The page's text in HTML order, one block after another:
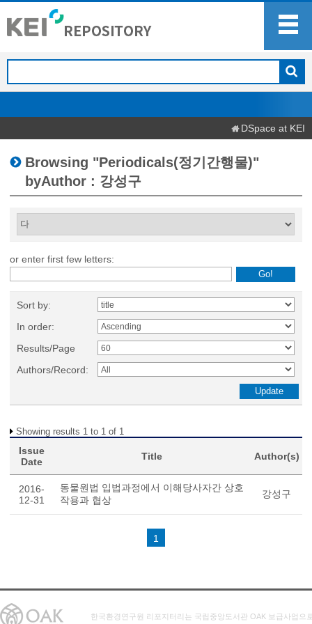
DSpace at KEI
Browsing "Periodicals(정기간행물)"
byAuthor : 강성구
or enter first few letters:
Sort by:
In order:
Results/Page
Authors/Record:
Showing results 1 to 1 of 1
Issue
Date
Title Author(s)
2016-
12-31
동물원법 입법과정에서 이해당사자간 상호
작용과 협상
강성구
1
한국환경연구원 리포지터리는 국립중앙도서관 OAK 보급사업